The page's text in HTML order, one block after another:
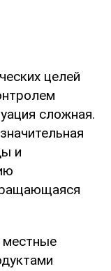
целей
сложная.
и
местные